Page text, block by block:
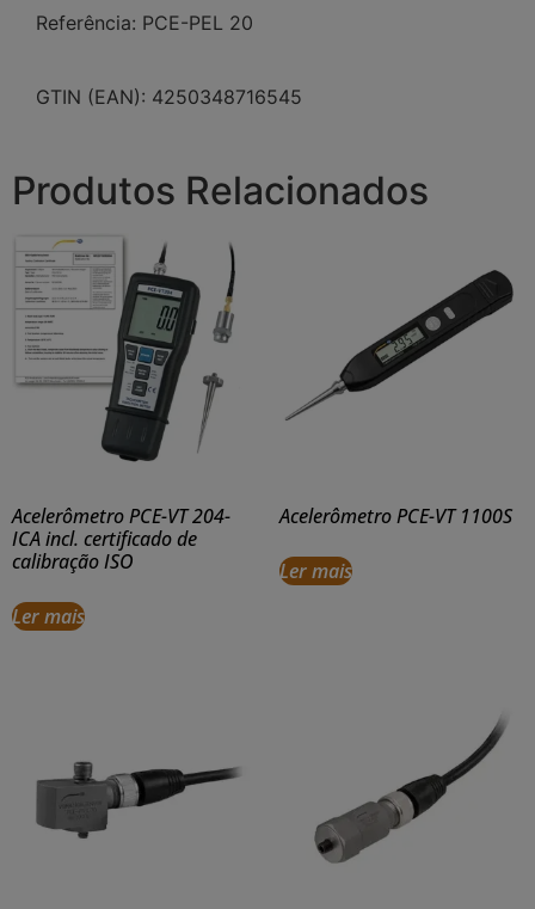
Referência: PCE-PEL 20
GTIN (EAN): 4250348716545
Produtos Relacionados
Acelerômetro PCE-VT 204-
ICA incl. certificado de
calibração ISO
Ler mais
Acelerômetro PCE-VT 1100S
Ler mais